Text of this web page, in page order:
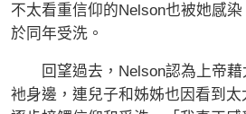
不太看重信仰的Nelson也被她感
於同年受洗。
回望過去，Nelson認為上帝藉
衪身邊，連兒子和姊姊也因看到太